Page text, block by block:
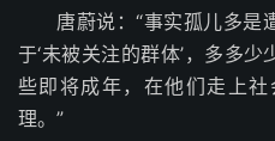
唐蔚说：“事实孤儿多是
于‘未被关注的群体’，多多
些即将成年，在他们走上
理。”